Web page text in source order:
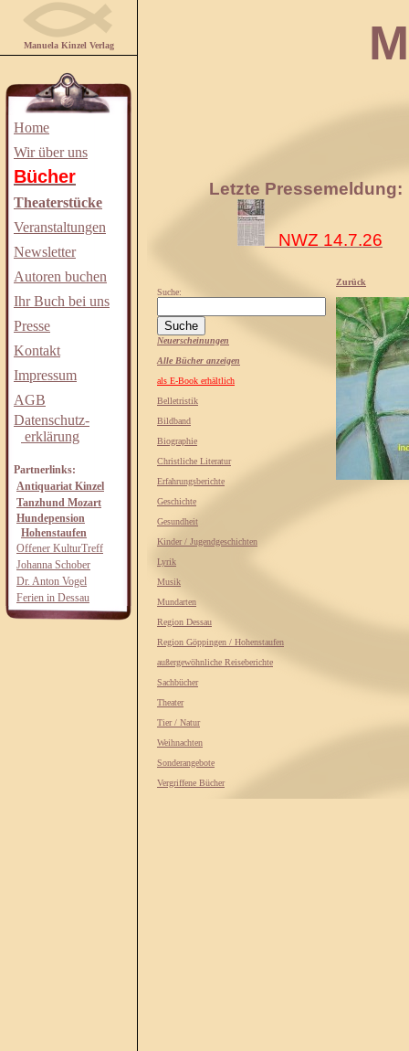
Manuela Kinzel Verlag
Home
Wir über uns
Bücher
Theaterstücke
Veranstaltungen
Newsletter
Autoren buchen
Ihr Buch bei uns
Presse
Kontakt
Impressum
AGB
Datenschutz-
erklärung
Partnerlinks:
Antiquariat Kinzel
Tanzhund Mozart
Hundepension
Hohenstaufen
Offener KulturTreff
Johanna Schober
Dr. Anton Vogel
Ferien in Dessau
Letzte Pressemeldung:
NWZ 14.7.26
Suche:
Neuerscheinungen
Alle Bücher anzeigen
als E-Book erhältlich
Belletristik
Bildband
Biographie
Christliche Literatur
Erfahrungsberichte
Geschichte
Gesundheit
Kinder / Jugendgeschichten
Lyrik
Musik
Mundarten
Region Dessau
Region Göppingen / Hohenstaufen
außergewöhnliche Reiseberichte
Sachbücher
Theater
Tier / Natur
Weihnachten
Sonderangebote
Vergriffene Bücher
Zurück